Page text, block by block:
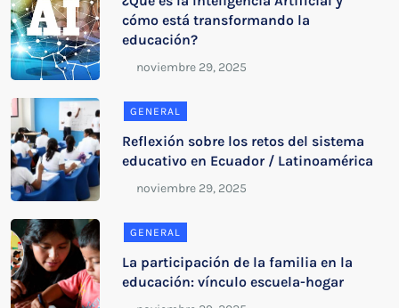
cómo está transformando la
educación?
GENERAL
Reflexión sobre los retos del sistema
educativo en Ecuador / Latinoamérica
GENERAL
La participación de la familia en la
educación: vínculo escuela-hogar